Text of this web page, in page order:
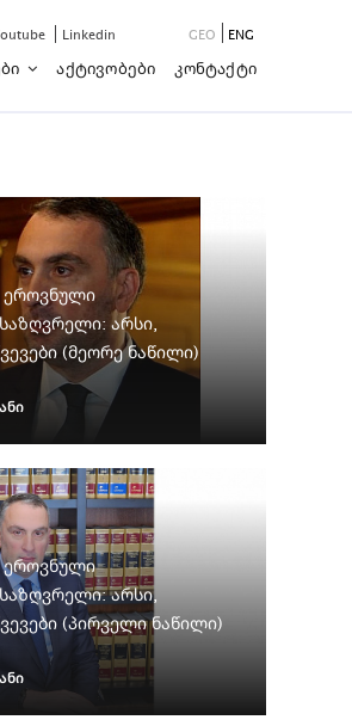
Linkedin GEO ENG
Აქტივობები Კონტაქტი
ეროვნული
არსი,
(მეორე ნაწილი)
ეროვნული
არსი,
(პირველი ნაწილი)